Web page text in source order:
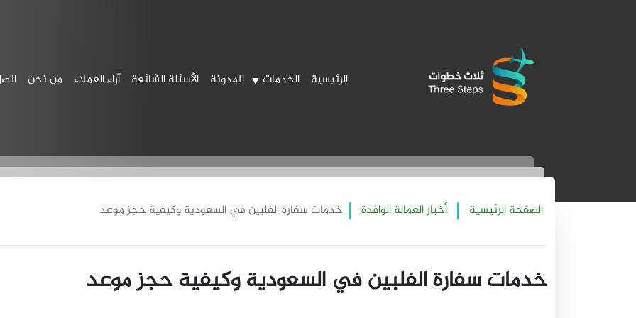
الرئيسية الخدمات المدونة الأسئلة الشائعة آراء العملاء من نحن
الصفحة الرئيسية أخبار العمالة الوافدة خدمات سفارة الفلبين في السعودية وكيفية حجز موعد
خدمات سفارة الفلبين في السعودية وكيفية حجز موعد